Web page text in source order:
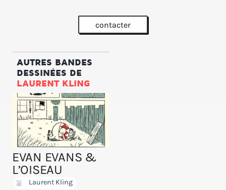
contacter
AUTRES BANDES
DESSINÉES DE
LAURENT KLING
EVAN EVANS &
L’OISEAU
Laurent Kling